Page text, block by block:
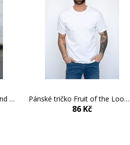
Lehká bunda Built your Brand Builted Pánské tričko Fruit of the Loom Valueweight
86 Kč